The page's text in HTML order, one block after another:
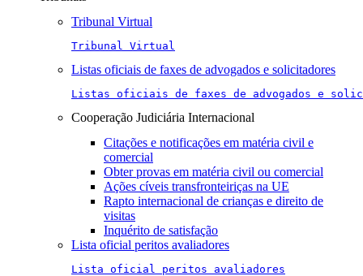
Tribunal Virtual
Tribunal Virtual
Listas oficiais de faxes de advogados e solicitadores
Listas oficiais de faxes de advogados e
Cooperação Judiciária Internacional
Citações e notificações em matéria civil e
comercial
Obter provas em matéria civil ou comercial
Ações cíveis transfronteiriças na UE
Rapto internacional de crianças e direito de
visitas
Inquérito de satisfação
Lista oficial peritos avaliadores
Lista oficial peritos avaliadores